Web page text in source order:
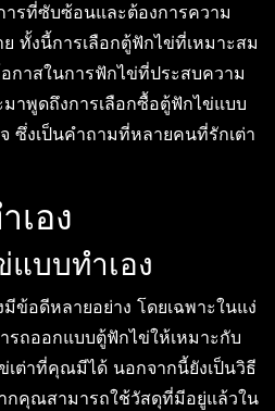
ารที่ซับซ้อนและต้องการความ
ทั้งนี้การเลือกตู้ฟักไข่ที่เหมาะสม
กาสในการฟักไข่ที่ประสบความ
มาพูดถึงการเลือกซื้อตู้ฟักไข่แบบ
ซึ่งเป็นคำถามที่หลายคนที่รักเต่า
เอง
บบทำเอง
ข้อดีหลายอย่าง โดยเฉพาะในแง่
ถออกแบบตู้ฟักไข่ให้เหมาะกับ
เต่าที่คุณมีได้ นอกจากนี้ยังเป็นวิธี
กคุณสามารถใช้วัสดุที่มีอยู่แล้วใน